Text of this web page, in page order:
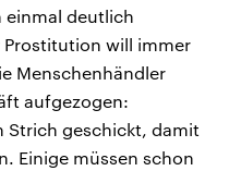
einmal deutlich
will immer
Menschenhändler
aufgezogen:
Strich geschickt, damit
Einige müssen schon